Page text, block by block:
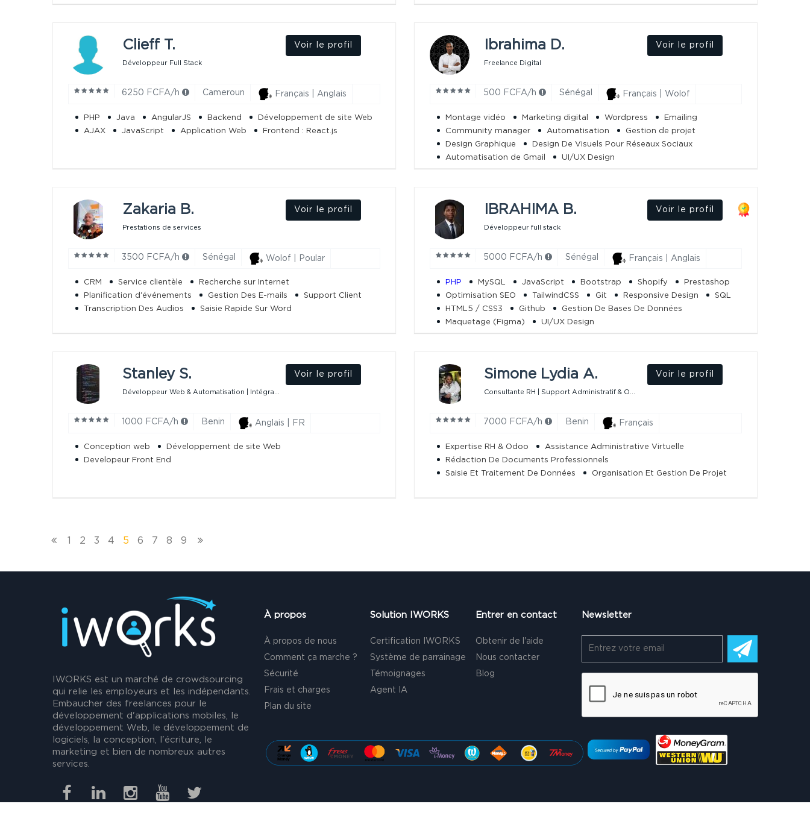
Clieff T.
Développeur Full Stack
Voir le profil
6250 FCFA/h Cameroun Français | Anglais
PHP Java AngularJS Backend
Développement de site Web
AJAX
JavaScript Application Web Frontend : React.js
Ibrahima D.
Freelance Digital
Voir le profil
500 FCFA/h Sénégal Français | Wolof
Montage vidéo Marketing digital Wordpress
Emailing
Community manager
Automatisation
Gestion de projet
Design Graphique
Design De Visuels Pour Réseaux Sociaux
Automatisation de Gmail
UI/UX Design
Zakaria B.
Prestations de services
Voir le profil
3500 FCFA/h Sénégal Wolof | Poular
CRM Service clientèle
Recherche sur Internet
Planification d'événements
Gestion Des E-mails
Support Client
Transcription Des Audios
Saisie Rapide Sur Word
IBRAHIMA B.
Développeur full stack
Voir le profil
5000 FCFA/h Sénégal Français | Anglais
PHP MySQL JavaScript Bootstrap Shopify
Prestashop
Optimisation SEO
TailwindCSS Git Responsive Design
SQL
HTML5 / CSS3
Github
Gestion De Bases De Données
Maquetage (Figma)
UI/UX Design
Stanley S.
Développeur Web & Automatisation | Intégra...
Voir le profil
1000 FCFA/h Benin Anglais | FR
Conception web
Développement de site Web
Developeur Front End
Simone Lydia A.
Consultante RH | Support Administratif & O...
Voir le profil
7000 FCFA/h Benin Français
Expertise RH & Odoo
Assistance Administrative Virtuelle
Rédaction De Documents Professionnels
Saisie Et Traitement De Données
Organisation Et Gestion De Projet
1 2 3 4 5 6 7 8 9
IWORKS est un marché de crowdsourcing
qui relie les employeurs et les indépendants.
Embaucher des freelances pour le
développement d'applications mobiles, le
développement Web, le développement de
logiciels, la conception, l'écriture, le
marketing et bien de nombreux autres
services.
À propos
À propos de nous
Comment ça marche ?
Sécurité
Frais et charges
Plan du site
Solution IWORKS
Certification IWORKS
Système de parrainage
Témoignages
Agent IA
Entrer en contact
Obtenir de l'aide
Nous contacter
Blog
Newsletter